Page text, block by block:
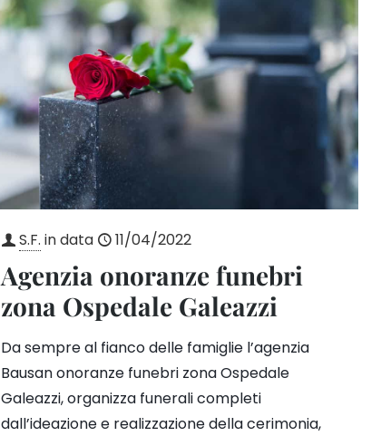
S.F. in data 11/04/2022
Agenzia onoranze funebri
zona Ospedale Galeazzi
Da sempre al fianco delle famiglie l’agenzia
Bausan onoranze funebri zona Ospedale
Galeazzi, organizza funerali completi
dall’ideazione e realizzazione della cerimonia,